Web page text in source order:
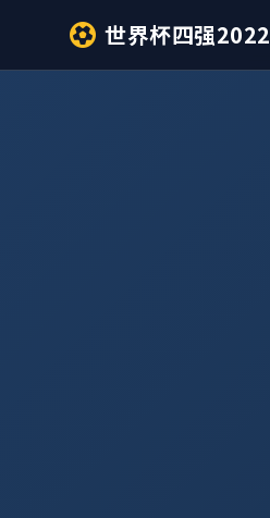
世界杯四强2022